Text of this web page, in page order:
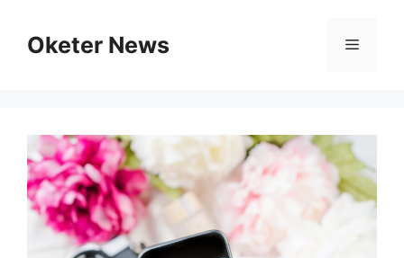
contentOketer News Menu